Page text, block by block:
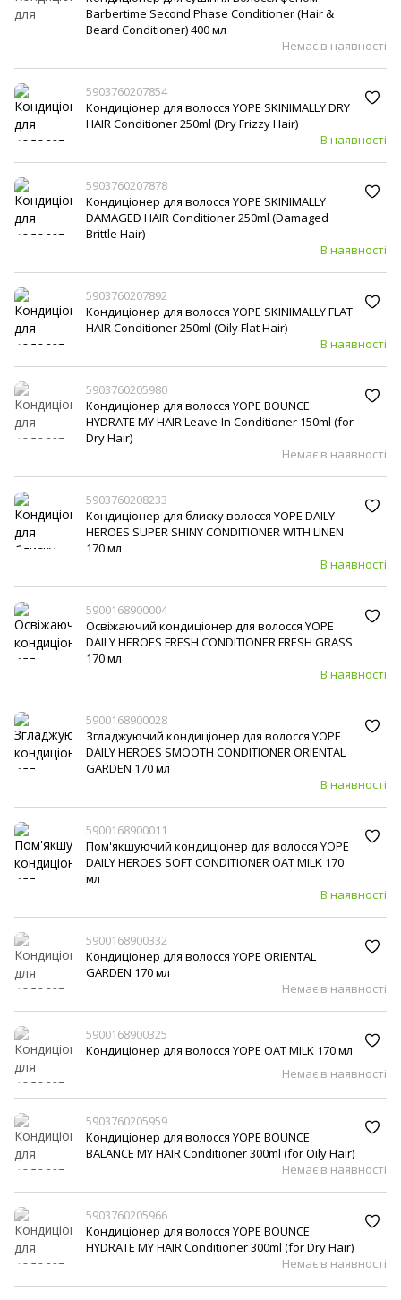
Barbertime Second Phase Conditioner (Hair &
Beard Conditioner) 400 мл
Немає в наявності
5903760207854
Кондиціонер для волосся YOPE SKINIMALLY DRY
HAIR Conditioner 250ml (Dry Frizzy Hair)
В наявності
5903760207878
Кондиціонер для волосся YOPE SKINIMALLY
DAMAGED HAIR Conditioner 250ml (Damaged
Brittle Hair)
В наявності
5903760207892
Кондиціонер для волосся YOPE SKINIMALLY FLAT
HAIR Conditioner 250ml (Oily Flat Hair)
В наявності
5903760205980
Кондиціонер для волосся YOPE BOUNCE
HYDRATE MY HAIR Leave-In Conditioner 150ml (for
Dry Hair)
Немає в наявності
5903760208233
Кондиціонер для блиску волосся YOPE DAILY
HEROES SUPER SHINY CONDITIONER WITH LINEN
170 мл
В наявності
5900168900004
Освіжаючий кондиціонер для волосся YOPE
DAILY HEROES FRESH CONDITIONER FRESH GRASS
170 мл
В наявності
5900168900028
Згладжуючий кондиціонер для волосся YOPE
DAILY HEROES SMOOTH CONDITIONER ORIENTAL
GARDEN 170 мл
В наявності
5900168900011
Пом'якшуючий кондиціонер для волосся YOPE
DAILY HEROES SOFT CONDITIONER OAT MILK 170
мл
В наявності
5900168900332
Кондиціонер для волосся YOPE ORIENTAL
GARDEN 170 мл
Немає в наявності
5900168900325
Кондиціонер для волосся YOPE OAT MILK 170 мл
Немає в наявності
5903760205959
Кондиціонер для волосся YOPE BOUNCE
BALANCE MY HAIR Conditioner 300ml (for Oily Hair)
Немає в наявності
5903760205966
Кондиціонер для волосся YOPE BOUNCE
HYDRATE MY HAIR Conditioner 300ml (for Dry Hair)
Немає в наявності